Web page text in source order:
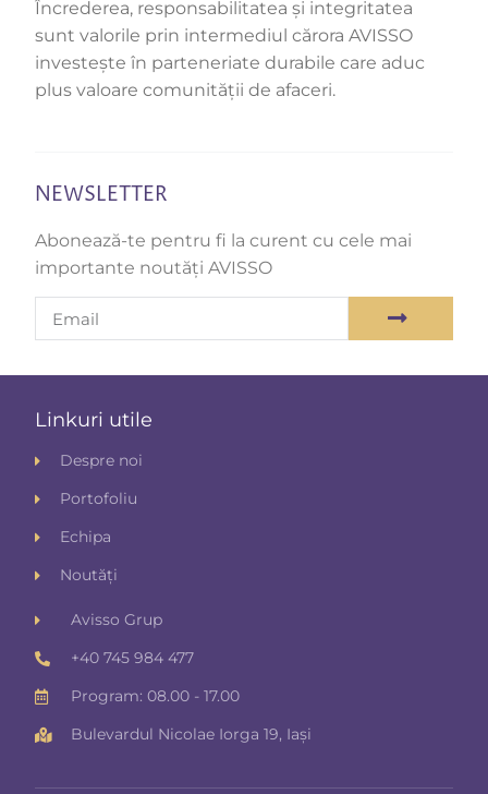
Încrederea, responsabilitatea și integritatea
sunt valorile prin intermediul cărora AVISSO
investește în parteneriate durabile care aduc
plus valoare comunității de afaceri.
NEWSLETTER
Abonează-te pentru fi la curent cu cele mai
importante noutăți AVISSO
Linkuri utile
Despre noi
Portofoliu
Echipa
Noutăți
Avisso Grup
+40 745 984 477
Program: 08.00 - 17.00
Bulevardul Nicolae Iorga 19, Iași